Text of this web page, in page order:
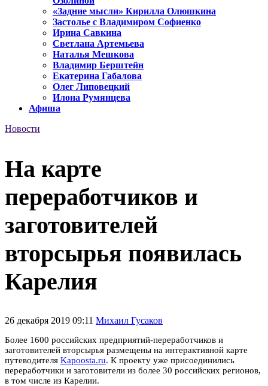
«Задние мысли» Кирилла Олюшкина
Застолье с Владимиром Софиенко
Ирина Савкина
Светлана Артемьева
Наталья Мешкова
Владимир Берштейн
Екатерина Габалова
Олег Липовецкий
Илона Румянцева
Афиша
Новости
На карте
переработчиков и
заготовителей
вторсырья появилась
Карелия
26 декабря 2019 09:11 Михаил Гусаков
Более 1600 российских предприятий-переработчиков и
заготовителей вторсырья размещены на интерактивной карте
путеводителя Kapoosta.ru. К проекту уже присоединились
переработчики и заготовители из более 30 российских регионов,
в том числе из Карелии.